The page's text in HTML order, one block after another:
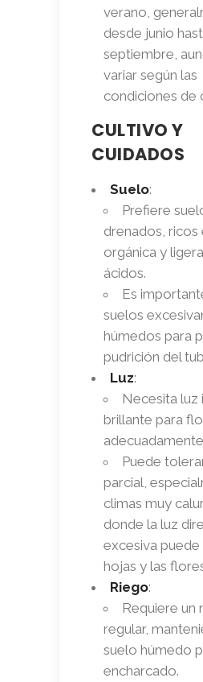
verano,
desde junio
septiembre,
variar según las
condiciones de
CULTIVO Y
CUIDADOS
Suelo:
Prefiere
drenados, ricos
orgánica y
ácidos.
Es
suelos
húmedos para
pudrición del
Luz:
Necesita luz
brillante para
Puede
parcial,
climas muy
donde la luz
excesiva puede
hojas y las
Riego:
Requiere un
regular,
suelo húmedo
encharcado.